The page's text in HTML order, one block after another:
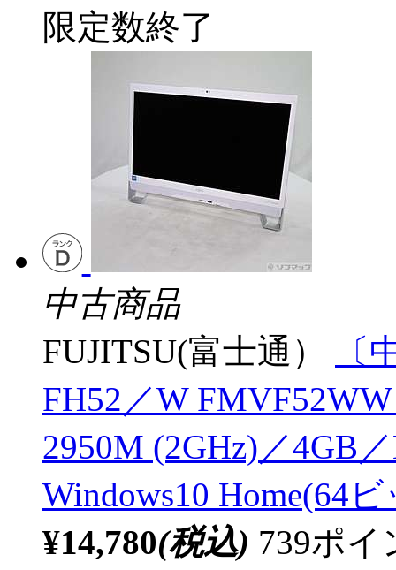
限定数終了
中古商品
FUJITSU(富士通）
〔
FH52／W
2950M (2GHz)／4GB
Windows10 Home(64
¥14,780(税込) 739ポ